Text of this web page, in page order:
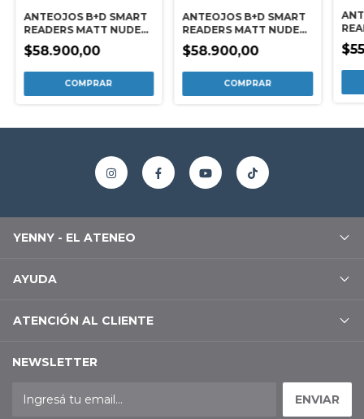
ANTEOJOS B+D SMART
READERS MATT NUDE
+1.50
$58.900,00
ANTEOJOS B+D SMART
READERS MATT NUDE
+3.00
$58.900,00
YENNY - EL ATENEO
AYUDA
ATENCIÓN AL CLIENTE
NEWSLETTER